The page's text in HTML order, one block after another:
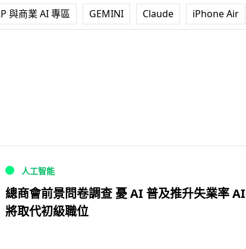
與商業 AI 專區 GEMINI Claude iPhone Air
人工智能
總商會前景問卷調查 憂 AI 普及推升失業率 AI
將取代初級職位